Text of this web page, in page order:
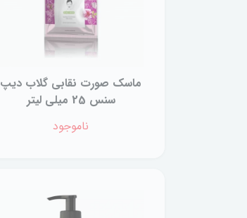
ماسک صورت نقابی گلاب دیپ
سنس 25 میلی لیتر
ناموجود